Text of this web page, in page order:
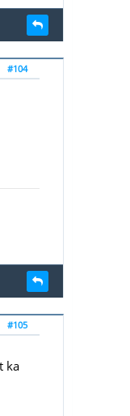
#104
#105
ka